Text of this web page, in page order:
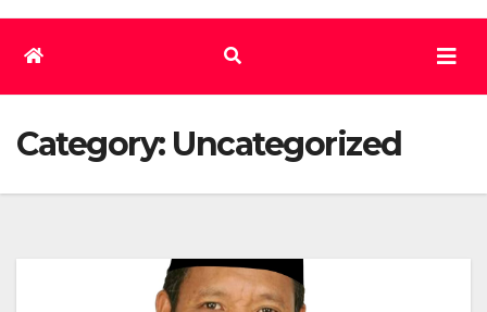
Category: Uncategorized